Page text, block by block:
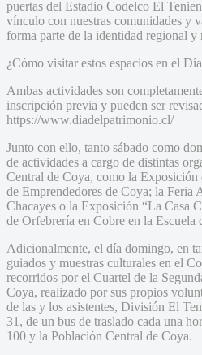
puertas del Estadio Codelco El
vínculo con nuestras comunidades y
forma parte de la identidad regional y
¿Cómo visitar estos espacios en el
Ambas actividades son
inscripción previa y pueden ser
https://www.diadelpatrimonio.cl/
Junto con ello, tanto sábado como
de actividades a cargo de distintas
Central de Coya, como la Exposición
de Emprendedores de Coya; la Feria
Chacayes o la Exposición “La Casa
de Orfebrería en Cobre en la Escuela
Adicionalmente, el día domingo, en
guiados y muestras culturales en el
recorridos por el Cuartel de la
Coya, realizado por sus propios
de las y los asistentes, División El
31, de un bus de traslado cada una
100 y la Población Central de Coya.